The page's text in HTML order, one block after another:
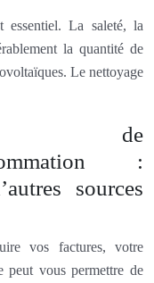
essentiel. La saleté, la
la quantité de
Le nettoyage
de
:
sources
vos factures, votre
peut vous permettre de